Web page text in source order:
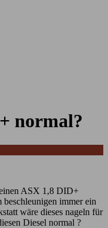
normal?
ASX 1,8 DID+
beschleunigen immer ein
wäre dieses nageln für
Diesel normal ?